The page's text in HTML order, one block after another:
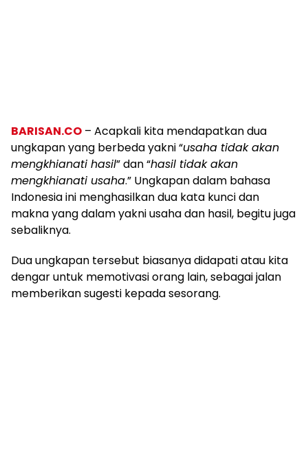
BARISAN.CO – Acapkali kita mendapatkan dua
ungkapan yang berbeda yakni “usaha tidak akan
mengkhianati hasil” dan “hasil tidak akan
mengkhianati usaha.” Ungkapan dalam bahasa
Indonesia ini menghasilkan dua kata kunci dan
makna yang dalam yakni usaha dan hasil, begitu juga
sebaliknya.
Dua ungkapan tersebut biasanya didapati atau kita
dengar untuk memotivasi orang lain, sebagai jalan
memberikan sugesti kepada sesorang.